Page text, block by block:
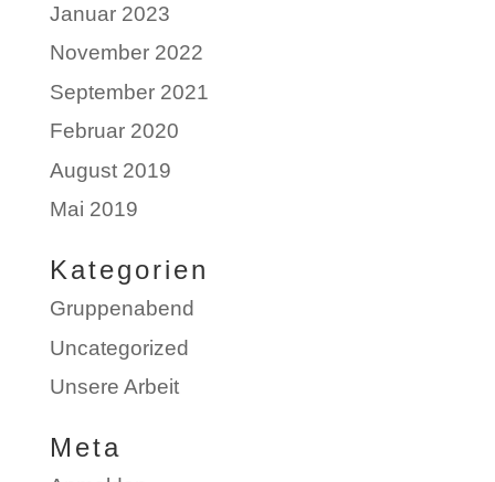
Januar 2023
November 2022
September 2021
Februar 2020
August 2019
Mai 2019
Kategorien
Gruppenabend
Uncategorized
Unsere Arbeit
Meta